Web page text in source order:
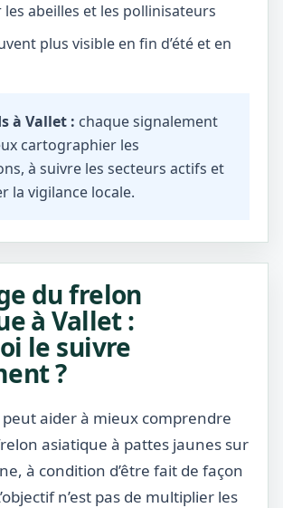
abeilles et les pollinisateurs
plus visible en fin d’été et en
à Vallet : chaque signalement
cartographier les
à suivre les secteurs actifs et
la vigilance locale.
du frelon
à Vallet :
le suivre
?
peut aider à mieux comprendre
asiatique à pattes jaunes sur
à condition d’être fait de façon
n’est pas de multiplier les